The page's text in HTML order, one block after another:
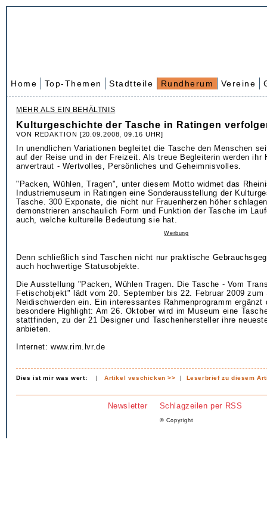
Home Top-Themen Stadtteile Rundherum Vereine
MEHR ALS EIN BEHÄLTNIS
Kulturgeschichte der Tasche in Ratingen
VON REDAKTION [20.09.2008, 09.16 UHR]
In unendlichen Variationen begleitet die Tasche den Menschen
auf der Reise und in der Freizeit. Als treue Begleiterin werden ihr
anvertraut - Wertvolles, Persönliches und Geheimnisvolles.
"Packen, Wühlen, Tragen", unter diesem Motto widmet das
Industriemuseum in Ratingen eine Sonderausstellung der
Tasche. 300 Exponate, die nicht nur Frauenherzen höher
demonstrieren anschaulich Form und Funktion der Tasche im
auch, welche kulturelle Bedeutung sie hat.
Werbung
Denn schließlich sind Taschen nicht nur praktische
auch hochwertige Statusobjekte.
Die Ausstellung "Packen, Wühlen Tragen. Die Tasche - Vom
Fetischobjekt" lädt vom 20. September bis 22. Februar 2009 zum
Neidischwerden ein. Ein interessantes Rahmenprogramm ergänzt
besondere Highlight: Am 26. Oktober wird im Museum eine
stattfinden, zu der 21 Designer und Taschenhersteller ihre
anbieten.
Internet: www.rim.lvr.de
Dies ist mir was wert: |Artikel veschicken >> | Leserbrief zu diesem
Newsletter Schlagzeilen per RSS
© Copyright